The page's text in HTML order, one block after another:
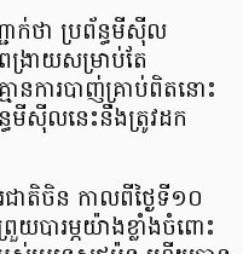
ាក់ថា ប្រព័ន្ធមីស៊ីល
រាយសម្រាប់តែ
នការបាញ់គ្រាប់ពិតនោះ
មីស៊ីលនេះនឹងត្រូវដក
រជាតិចិន កាលពីថ្ងៃទី១០
រួយបារម្ភយ៉ាងខ្លាំងចំពោះ